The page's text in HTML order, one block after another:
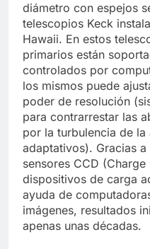
diámetro con espejos
telescopios Keck
Hawaii. En estos
primarios están
controlados por
los mismos puede
poder de resolución
para contrarrestar las
por la turbulencia de
adaptativos). Gracias
sensores CCD
dispositivos de carga
ayuda de
imágenes, resultados
apenas unas décadas.